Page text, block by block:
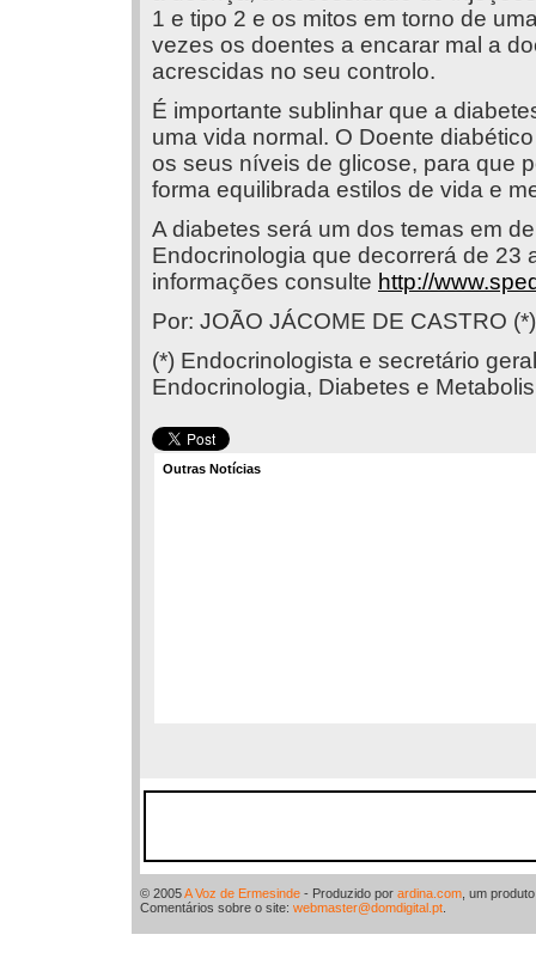
1 e tipo 2 e os mitos em torno de
vezes os doentes a encarar mal a
acrescidas no seu controlo.
É importante sublinhar que a
uma vida normal. O Doente
os seus níveis de glicose, para que
forma equilibrada estilos de vida e
A diabetes será um dos temas em
Endocrinologia que decorrerá de 23
informações consulte http://
Por: JOÃO JÁCOME DE CASTRO (*)
(*) Endocrinologista e secretário
Endocrinologia, Diabetes e
Outras Notícias
© 2005A Voz de Ermesinde - Produzido por ardina.com , um
Comentários sobre o site: webmaster@domdigital.pt